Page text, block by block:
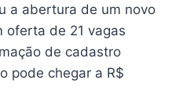
a abertura de um novo
oferta de 21 vagas
de cadastro
pode chegar a R$